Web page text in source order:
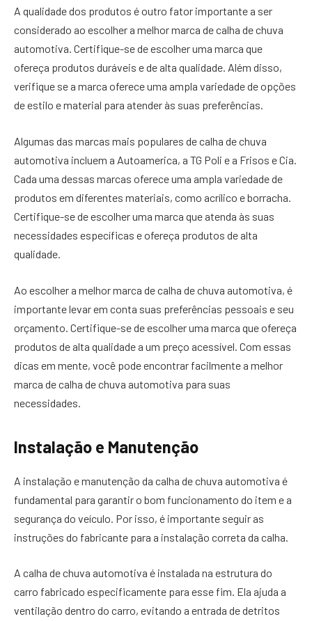
A qualidade dos produtos é outro fator importante a ser
considerado ao escolher a melhor marca de calha de chuva
automotiva. Certifique-se de escolher uma marca que
ofereça produtos duráveis e de alta qualidade. Além disso,
verifique se a marca oferece uma ampla variedade de opções
de estilo e material para atender às suas preferências.
Algumas das marcas mais populares de calha de chuva
automotiva incluem a Autoamerica, a TG Poli e a Frisos e Cia.
Cada uma dessas marcas oferece uma ampla variedade de
produtos em diferentes materiais, como acrílico e borracha.
Certifique-se de escolher uma marca que atenda às suas
necessidades específicas e ofereça produtos de alta
qualidade.
Ao escolher a melhor marca de calha de chuva automotiva, é
importante levar em conta suas preferências pessoais e seu
orçamento. Certifique-se de escolher uma marca que ofereça
produtos de alta qualidade a um preço acessível. Com essas
dicas em mente, você pode encontrar facilmente a melhor
marca de calha de chuva automotiva para suas
necessidades.
Instalação e Manutenção
A instalação e manutenção da calha de chuva automotiva é
fundamental para garantir o bom funcionamento do item e a
segurança do veículo. Por isso, é importante seguir as
instruções do fabricante para a instalação correta da calha.
A calha de chuva automotiva é instalada na estrutura do
carro fabricado especificamente para esse fim. Ela ajuda a
ventilação dentro do carro, evitando a entrada de detritos